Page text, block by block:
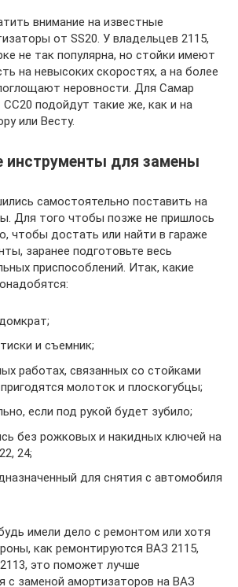
внимание на известные
от SS20. У владельцев 2115,
не так популярна, но стойки имеют
на невысоких скоростях, а на более
неровности. Для Самар
подойдут такие же, как и на
или Весту.
инструменты для замены
самостоятельно поставить на
Для того чтобы позже не пришлось
чтобы достать или найти в гараже
заранее подготовьте весь
приспособлений. Итак, какие
и съемник;
работах, связанных со стойками
молоток и плоскогубцы;
если под рукой будет зубило;
без рожковых и накидных ключей на
24;
для снятия с автомобиля
имели дело с ремонтом или хотя
как ремонтируются ВАЗ 2115,
это поможет лучше
с заменой амортизаторов на ВАЗ